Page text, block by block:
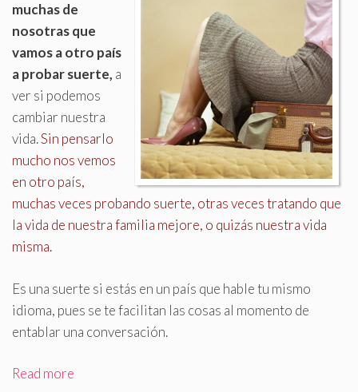
muchas de
nosotras que
vamos a otro país
a probar suerte, a
ver si podemos
cambiar nuestra
vida.Sin pensarlo
mucho nos vemos
en otro país,
muchas veces probando suerte, otras veces tratando que
la vida de nuestra familia mejore, o quizás nuestra vida
misma.
Es una suerte si estás en un país que hable tu mismo
idioma, pues se te facilitan las cosas al momento de
entablar una conversación.
Read more